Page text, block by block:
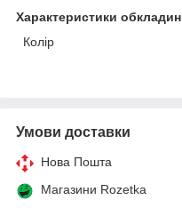
Характеристики
Колір
Умови доставки
Нова Пошта
Магазини Rozetka